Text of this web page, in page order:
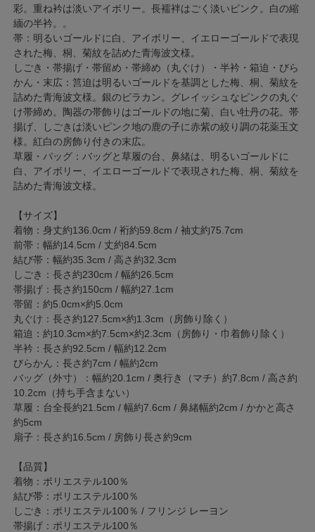
彩。重ね衿は淡いアイボリー。長襦袢はごく淡いピンク。白の縮
緬の半衿。。
帯：明るいゴールドに白、アイボリー、イエローゴールドで表現
された梅、桐、菊紋を詰めた青海波文様。
しごき・帯揚げ・帯留め・帯締め（丸ぐけ）・半衿・箱迫・びら
かん・末広：筥迫は明るいゴールドを基調とした梅、桐、菊紋を
詰めた青海波文様。銀のビラカン。グレイッシュなピンクの丸ぐ
け帯締め。陶器の帯飾りはゴールドの地に菊、白い牡丹の花。帯
揚げ、しごきは淡いピンク地の鹿の子に赤紫の絞り調の花薬玉文
様。紅白の房飾り付きの末広。
草履・バッグ：バッグと草履の台、鼻緒は、明るいゴールドに
白、アイボリー、イエローゴールドで表現された梅、桐、菊紋を
詰めた青海波文様。
【サイズ】
着物：身丈約136.0cm / 裄約59.8cm / 袖丈約75.7cm
前帯：幅約14.5cm / 丈約84.5cm
結び帯：幅約35.3cm / 高さ約32.3cm
しごき：長さ約230cm / 幅約26.5cm
帯揚げ：長さ約150cm / 幅約27.1cm
帯留：約5.0cm×約5.0cm
丸ぐけ：長さ約127.5cm×約1.3cm（房飾り除く）
箱迫：約10.3cm×約7.5cm×約2.3cm（房飾り・巾着飾り除く）
半衿：長さ約92.5cm / 幅約12.2cm
びらかん：長さ約7cm / 幅約2cm
バッグ（外寸）：幅約20.1cm / 奥行き（マチ）約7.8cm / 高さ約
10.2cm（持ち手含まない）
草履：台全長約21.5cm / 幅約7.6cm / 鼻緒幅約2cm / かかと高さ
約5cm
扇子：長さ約16.5cm / 房飾り長さ約9cm
【品質】
着物：ポリエステル100％
結び帯：ポリエステル100％
しごき：ポリエステル100％ / フリンジ レーヨン
帯揚げ：ポリエステル100％